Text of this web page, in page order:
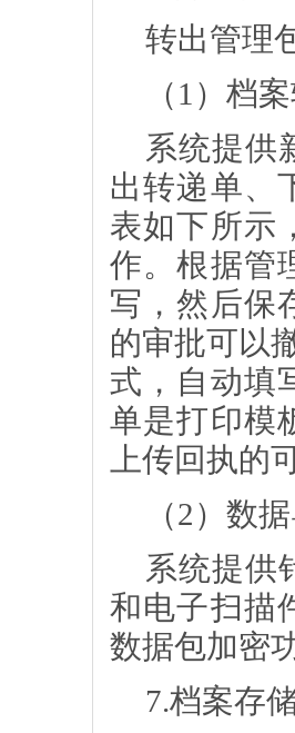
转出管理
（1）档
系统提供
出转递单、
表如下所示
作。根据管
写，然后保
的审批可以
式，自动填
单是打印模
上传回执的
（2）数
系统提供
和电子扫描
数据包加密
7.档案存